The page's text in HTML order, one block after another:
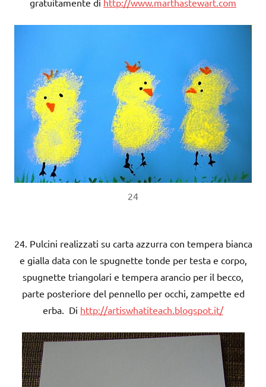
gratuitamente di http://www.marthastewart.com
24
24. Pulcini realizzati su carta azzurra con tempera bianca
e gialla data con le spugnette tonde per testa e corpo,
spugnette triangolari e tempera arancio per il becco,
parte posteriore del pennello per occhi, zampette ed
erba. Di http://artiswhatiteach.blogspot.it/